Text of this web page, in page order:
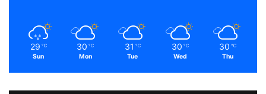
29 ℃
Sun
30 ℃
Mon
31 ℃
Tue
30 ℃
Wed
30 ℃
Thu